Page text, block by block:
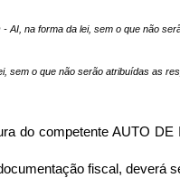
AI, na forma da lei, sem o que não
sem o que não serão atribuídas as
do competente AUTO
fiscal, deverá